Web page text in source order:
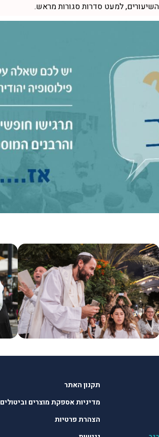
למעט סדרות סגורות מראש.
תקנון האתר
מדיניות אספקת מוצרים וביטולים
הצהרת פרטיות